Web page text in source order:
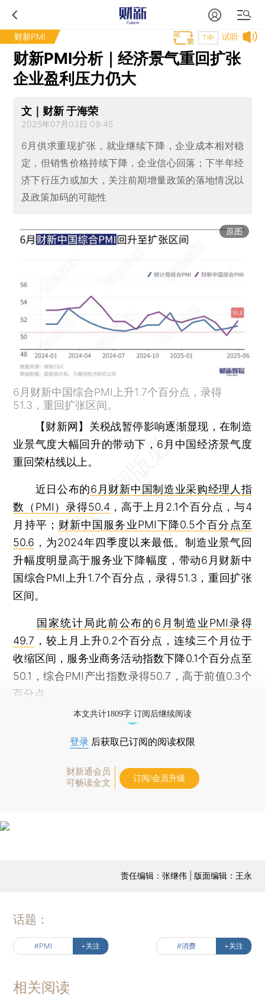
财新PMI 试听
T中
财新PMI分析｜经济景气重回扩张
企业盈利压力仍大
文｜财新 于海荣
2025年07月03日 09:45
6月供求重现扩张，就业继续下降，企业成本相对稳
定，但销售价格持续下降，企业信心回落；下半年经
济下行压力或加大，关注前期增量政策的落地情况以
及政策加码的可能性
原图
6月财新中国综合PMI上升1.7个百分点，录得
51.3，重回扩张区间。
【财新网】 关税战暂停影响逐渐显现，在制造
业景气度大幅回升的带动下，6月中国经济景气度
重回荣枯线以上。
近日公布的6月财新中国制造业采购经理人指
数（PMI）录得50.4，高于上月2.1个百分点，与4
月持平； 财新中国服务业PMI下降0.5个百分点至
50.6 ，为2024年四季度以来最低。制造业景气回
升幅度明显高于服务业下降幅度，带动6月财新中
国综合PMI上升1.7个百分点，录得51.3，重回扩张
区间。
国家统计局此前公布的6月制造业PMI录得
49.7 ，较上月上升0.2个百分点，连续三个月位于
收缩区间，服务业商务活动指数下降0.1个百分点至
50.1，综合PMI产出指数录得50.7，高于前值0.3个
百分点。
本文共计1809字 订阅后继续阅读
登录 后获取已订阅的阅读权限
财新通会员
可畅读全文
订阅/会员升级
责任编辑：张继伟 | 版面编辑：王永
话题：
#PMI +关注 #消费 +关注
相关阅读